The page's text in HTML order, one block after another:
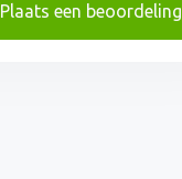
Plaats een beoordeling